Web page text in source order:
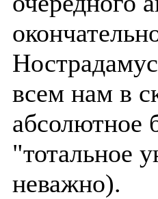
всем нам в
абсолютное
"тотальное
неважно).